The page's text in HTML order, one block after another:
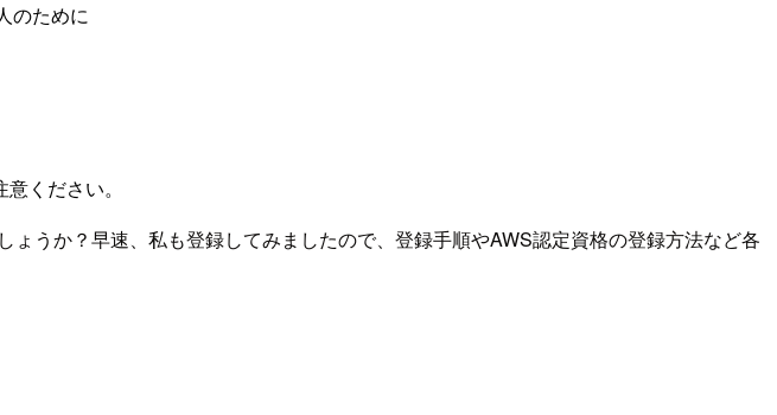
のために
ください。
うか？早速、私も登録してみましたので、登録手順やAWS認定資格の登録方法など各